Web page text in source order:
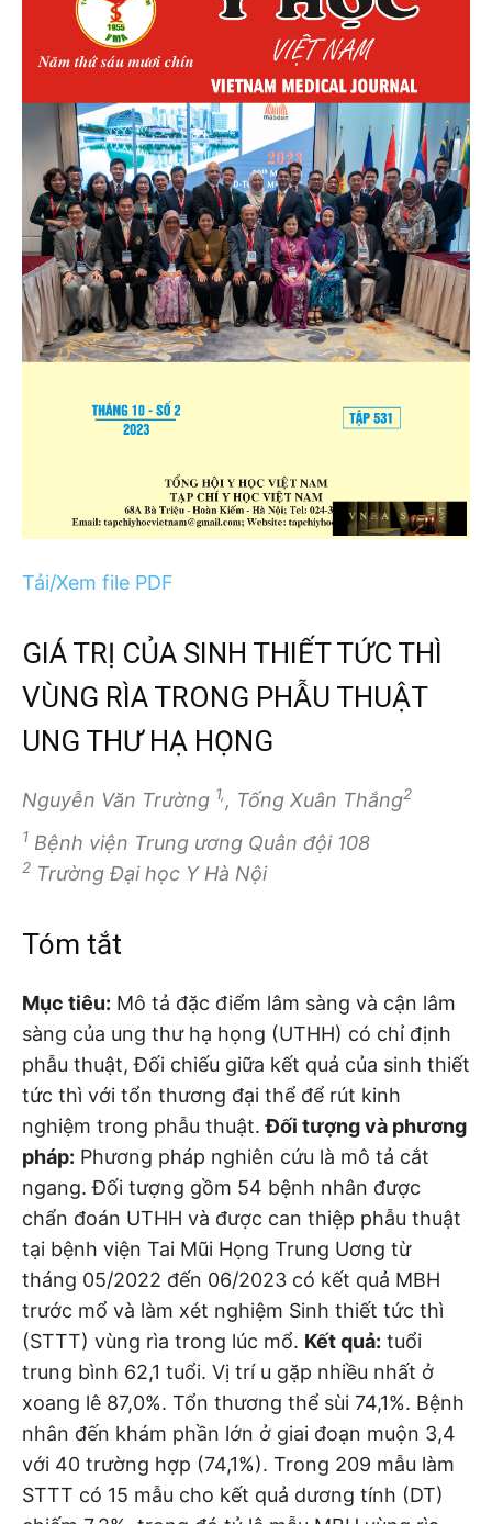
Tải/Xem file PDF
GIÁ TRỊ CỦA SINH THIẾT TỨC THÌ
VÙNG RÌA TRONG PHẪU THUẬT
UNG THƯ HẠ HỌNG
Nguyễn Văn Trường 1,, Tống Xuân Thắng2
1 Bệnh viện Trung ương Quân đội 108
2 Trường Đại học Y Hà Nội
Tóm tắt
Mục tiêu: Mô tả đặc điểm lâm sàng và cận lâm
sàng của ung thư hạ họng (UTHH) có chỉ định
phẫu thuật, Đối chiếu giữa kết quả của sinh thiết
tức thì với tổn thương đại thể để rút kinh
nghiệm trong phẫu thuật.Đối tượng và phương
pháp: Phương pháp nghiên cứu là mô tả cắt
ngang. Đối tượng gồm 54 bệnh nhân được
chẩn đoán UTHH và được can thiệp phẫu thuật
tại bệnh viện Tai Mũi Họng Trung Uơng từ
tháng 05/2022 đến 06/2023 có kết quả MBH
trước mổ và làm xét nghiệm Sinh thiết tức thì
(STTT) vùng rìa trong lúc mổ. Kết quả: tuổi
trung bình 62,1 tuổi. Vị trí u gặp nhiều nhất ở
xoang lê 87,0%. Tổn thương thể sùi 74,1%. Bệnh
nhân đến khám phần lớn ở giai đoạn muộn 3,4
với 40 trường hợp (74,1%). Trong 209 mẫu làm
STTT có 15 mẫu cho kết quả dương tính (DT)